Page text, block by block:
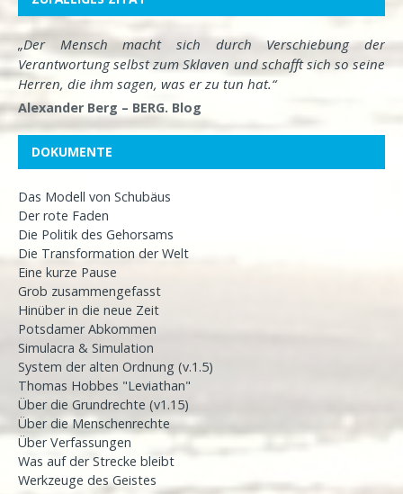
„Der Mensch macht sich durch Verschiebung der
Verantwortung selbst zum Sklaven und schafft sich so seine
Herren, die ihm sagen, was er zu tun hat.“
Alexander Berg – BERG. Blog
DOKUMENTE
Das Modell von Schubäus
Der rote Faden
Die Politik des Gehorsams
Die Transformation der Welt
Eine kurze Pause
Grob zusammengefasst
Hinüber in die neue Zeit
Potsdamer Abkommen
Simulacra & Simulation
System der alten Ordnung (v.1.5)
Thomas Hobbes "Leviathan"
Über die Grundrechte (v1.15)
Über die Menschenrechte
Über Verfassungen
Was auf der Strecke bleibt
Werkzeuge des Geistes